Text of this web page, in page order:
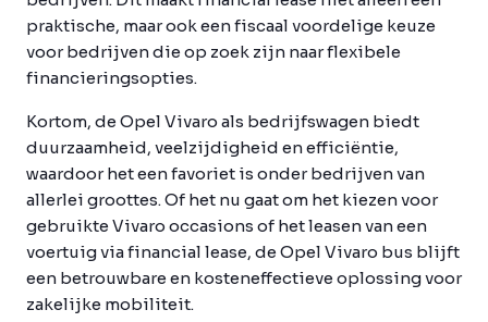
praktische, maar ook een fiscaal voordelige keuze
voor bedrijven die op zoek zijn naar flexibele
financieringsopties.
Kortom, de Opel Vivaro als bedrijfswagen biedt
duurzaamheid, veelzijdigheid en efficiëntie,
waardoor het een favoriet is onder bedrijven van
allerlei groottes. Of het nu gaat om het kiezen voor
gebruikte Vivaro occasions of het leasen van een
voertuig via financial lease, de Opel Vivaro bus blijft
een betrouwbare en kosteneffectieve oplossing voor
zakelijke mobiliteit.